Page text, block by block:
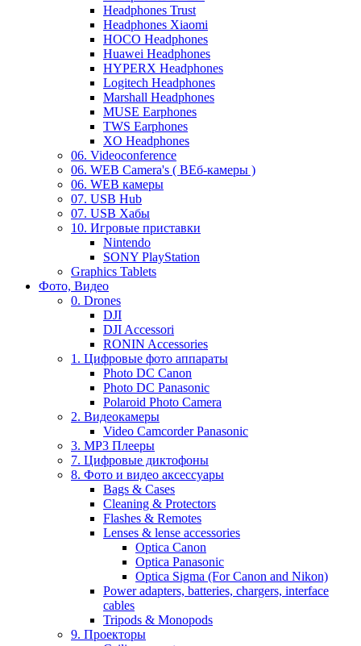
Headphones Trust
Headphones Xiaomi
HOCO Headphones
Huawei Headphones
HYPERX Headphones
Logitech Headphones
Marshall Headphones
MUSE Earphones
TWS Earphones
XO Headphones
06. Videoconference
06. WEB Camera's ( ВЕб-камеры )
06. WEB камеры
07. USB Hub
07. USB Хабы
10. Игровые приставки
Nintendo
SONY PlayStation
Graphics Tablets
Фото, Видео
0. Drones
DJI
DJI Accessori
RONIN Accessories
1. Цифровые фото аппараты
Photo DC Canon
Photo DC Panasonic
Polaroid Photo Camera
2. Видеокамеры
Video Camcorder Panasonic
3. MP3 Плееры
7. Цифровые диктофоны
8. Фото и видео аксессуары
Bags & Cases
Cleaning & Protectors
Flashes & Remotes
Lenses & lense accessories
Optica Canon
Optica Panasonic
Optica Sigma (For Canon and Nikon)
Power adapters, batteries, chargers, interface
cables
Tripods & Monopods
9. Проекторы